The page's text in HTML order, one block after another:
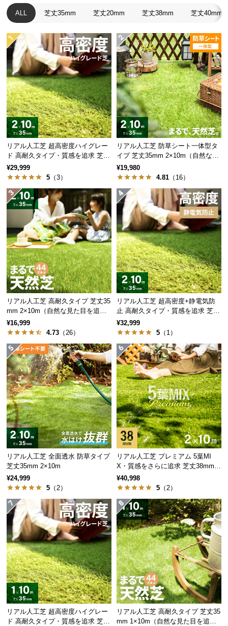
返
品・
キ
ャ
ン
セ
ル
に
つ
い
て
保
証
に
つ
い
会
員
規
約
に
つ
い
て
お
客
様
サ
ポ
ー
ト
お
知
ら
せ
ブ
ロ
グ
企
業
情
報
ALL 芝丈35mm 芝丈20mm 芝丈38mm 芝丈40mm
リアル人工芝 超高密度ハイグレー
ド 高耐久タイプ・質感を追求 芝丈
35mm 2×10m
¥29,999
5 （3）
リアル人工芝 防草シート一体型タ
イプ 芝丈35mm 2×10m（自然な見
た目追求・U字ピン付）
¥19,980
4.81 （16）
リアル人工芝 高耐久タイプ 芝丈35
mm 2×10m（自然な見た目を追
求・U字ピン付属）
¥16,999
4.73 （26）
リアル人工芝 超高密度+静電気防
止 高耐久タイプ・質感を追求 芝丈
35mm 2×10m
¥32,999
5 （1）
リアル人工芝 全面透水 防草タイプ
芝丈35mm 2×10m
¥24,999
5 （2）
リアル人工芝 プレミアム 5葉MI
X・質感をさらに追求 芝丈38mm 2
×10m
¥40,998
5 （2）
リアル人工芝 超高密度ハイグレー
ド 高耐久タイプ・質感を追求 芝丈
リアル人工芝 高耐久タイプ 芝丈35
mm 1×10m（自然な見た目を追